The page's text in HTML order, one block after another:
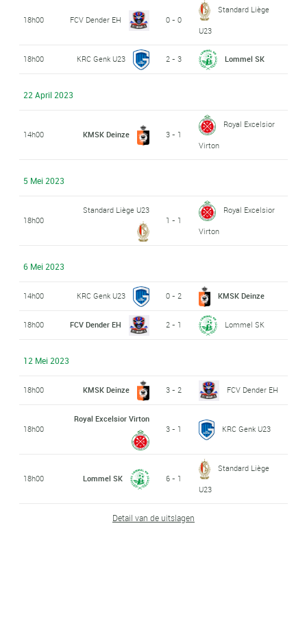
18h00 FCV Dender EH 0 - 0
Standard Liège
U23
18h00 KRC Genk U23 2 - 3 Lommel SK
22 April 2023
14h00 KMSK Deinze 3 - 1
Royal Excelsior
Virton
5 Mei 2023
18h00
Standard Liège U23
1 - 1
Royal Excelsior
Virton
6 Mei 2023
14h00 KRC Genk U23 0 - 2 KMSK Deinze
18h00 FCV Dender EH 2 - 1 Lommel SK
12 Mei 2023
18h00 KMSK Deinze 3 - 2 FCV Dender EH
18h00
Royal Excelsior Virton
3 - 1
KRC Genk U23
18h00 Lommel SK 6 - 1
Standard Liège
U23
Detail van de uitslagen